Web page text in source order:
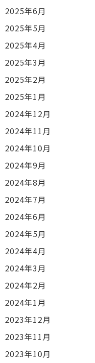
2025年6月
2025年5月
2025年4月
2025年3月
2025年2月
2025年1月
2024年12月
2024年11月
2024年10月
2024年9月
2024年8月
2024年7月
2024年6月
2024年5月
2024年4月
2024年3月
2024年2月
2024年1月
2023年12月
2023年11月
2023年10月